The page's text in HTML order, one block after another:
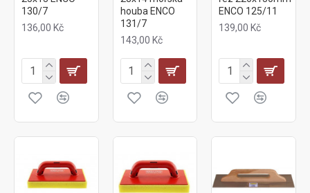
130/7
136,00 Kč
houba ENCO
131/7
143,00 Kč
ENCO 125/11
139,00 Kč